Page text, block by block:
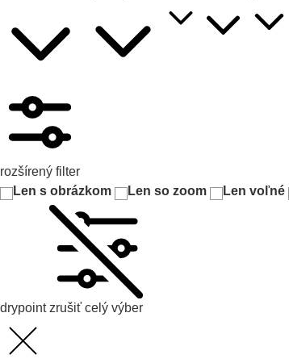
rozšírený filter
Len s obrázkom
Len so zoom Len voľné
drypoint zrušiť celý výber